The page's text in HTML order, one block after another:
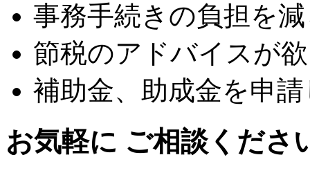
事務手続きの負担を
節税のアドバイスが
補助金、助成金を申
お気軽に ご相談くださ